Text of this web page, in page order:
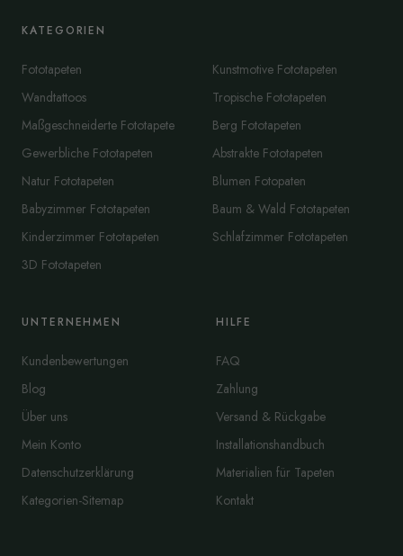
KATEGORIEN
Fototapeten
Wandtattoos
Maßgeschneiderte Fototapete
Gewerbliche Fototapeten
Natur Fototapeten
Babyzimmer Fototapeten
Kinderzimmer Fototapeten
3D Fototapeten
Kunstmotive Fototapeten
Tropische Fototapeten
Berg Fototapeten
Abstrakte Fototapeten
Blumen Fotopaten
Baum & Wald Fototapeten
Schlafzimmer Fototapeten
UNTERNEHMEN
Kundenbewertungen
Blog
Über uns
Mein Konto
Datenschutzerklärung
Kategorien-Sitemap
HILFE
FAQ
Zahlung
Versand & Rückgabe
Installationshandbuch
Materialien für Tapeten
Kontakt